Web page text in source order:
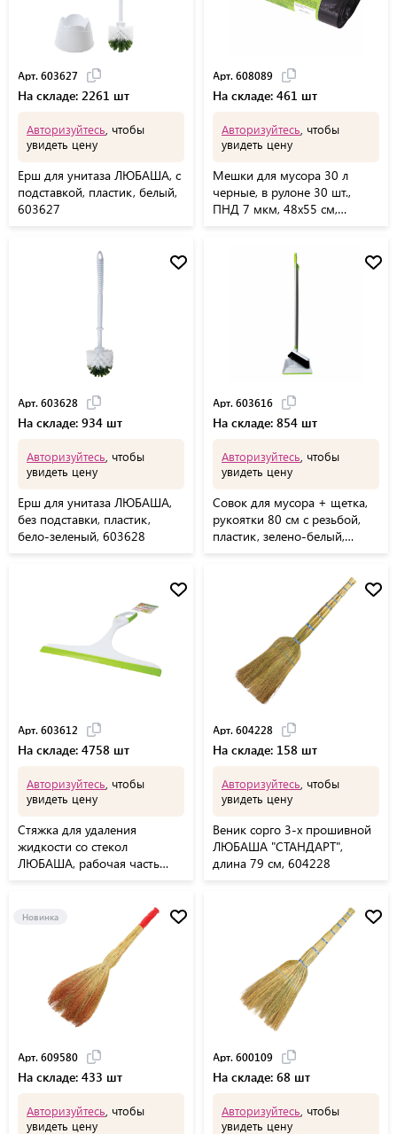
Арт. 603627
На складе: 2261 шт
Авторизуйтесь , чтобы
увидеть цену
Ерш для унитаза ЛЮБАША, с
подставкой, пластик, белый,
603627
Арт. 608089
На складе: 461 шт
Авторизуйтесь , чтобы
увидеть цену
Мешки для мусора 30 л
черные, в рулоне 30 шт.,
ПНД 7 мкм, 48х55 см,
Арт. 603628
На складе: 934 шт
Авторизуйтесь , чтобы
увидеть цену
Ерш для унитаза ЛЮБАША,
без подставки, пластик,
бело-зеленый, 603628
Арт. 603616
На складе: 854 шт
Авторизуйтесь , чтобы
увидеть цену
Совок для мусора + щетка,
рукоятки 80 см с резьбой,
пластик, зелено-белый,
Арт. 603612
На складе: 4758 шт
Авторизуйтесь , чтобы
увидеть цену
Стяжка для удаления
жидкости со стекол
ЛЮБАША, рабочая часть
Арт. 604228
На складе: 158 шт
Авторизуйтесь , чтобы
увидеть цену
Веник сорго 3-х прошивной
ЛЮБАША "СТАНДАРТ",
длина 79 см, 604228
Новинка
Арт. 609580
На складе: 433 шт
Авторизуйтесь , чтобы
увидеть цену
Арт. 600109
На складе: 68 шт
Авторизуйтесь , чтобы
увидеть цену